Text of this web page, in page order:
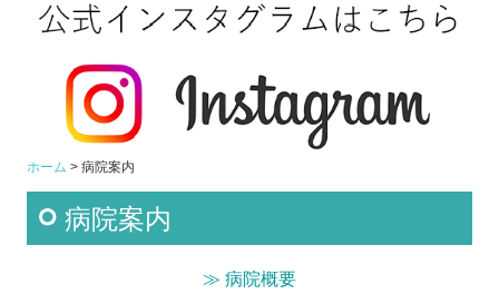
医療連携室
Wi-Fiサービスのご案内
入院される方
ホーム 病院案内
病院案内
≫ 病院概要